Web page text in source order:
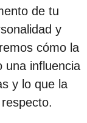
de tu
y
cómo la
una influencia
y lo que la